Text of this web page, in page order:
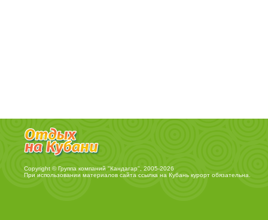
Copyright © Группа компаний "Кандагар", 2005-2026
При использовании материалов сайта ссылка на Кубань курортобязательна.